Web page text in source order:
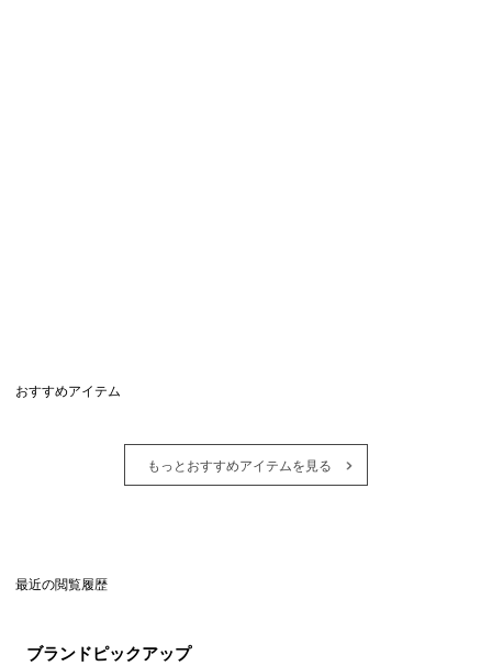
おすすめアイテム
もっとおすすめアイテムを見る
最近の閲覧履歴
ブランドピックアップ